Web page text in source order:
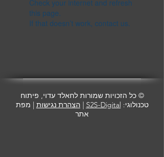
Check your internet and refresh
this page.
If that doesn’t work, contact us.
© כל הזכויות שמורות לחאלד עדוי, פיתוח
טכנולוגי: S2S-Digital
| הצהרת נגישות | מפת
אתר